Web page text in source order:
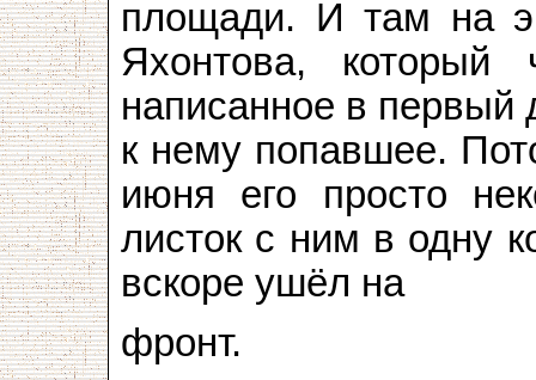
площади. И там на
Яхонтова, который
написанное в первый
к нему попавшее.
июня его просто
листок с ним в одну
вскоре ушёл на
фронт.